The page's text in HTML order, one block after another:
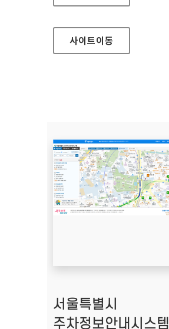
사이트이동
서울특별시
주차정보안내시스템